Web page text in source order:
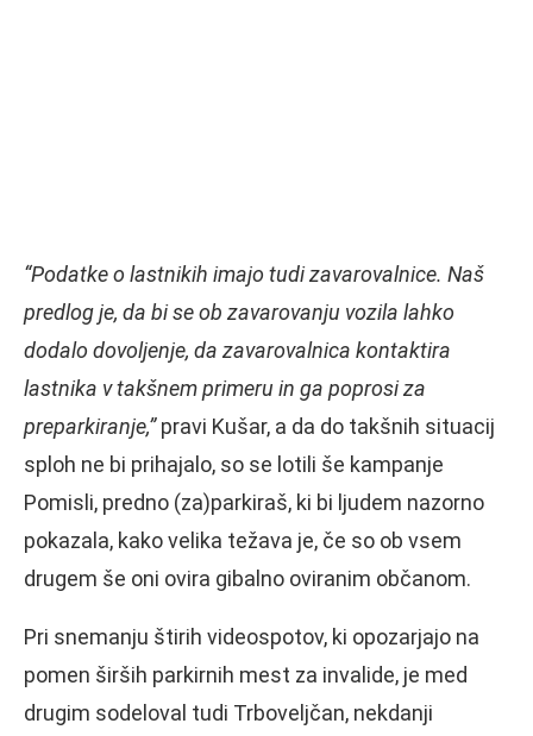
“Podatke o lastnikih imajo tudi zavarovalnice. Naš
predlog je, da bi se ob zavarovanju vozila lahko
dodalo dovoljenje, da zavarovalnica kontaktira
lastnika v takšnem primeru in ga poprosi za
preparkiranje,”pravi Kušar, a da do takšnih situacij
sploh ne bi prihajalo, so se lotili še kampanje
Pomisli, predno (za)parkiraš, ki bi ljudem nazorno
pokazala, kako velika težava je, če so ob vsem
drugem še oni ovira gibalno oviranim občanom.
Pri snemanju štirih videospotov, ki opozarjajo na
pomen širših parkirnih mest za invalide, je med
drugim sodeloval tudi Trboveljčan, nekdanji